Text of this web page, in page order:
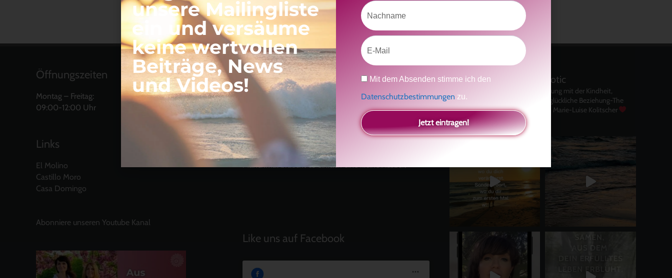
Öffnungszeiten
Montag – Freitag:
09:00-12:00 Uhr
Links
El Molino
Castillo Moro
Casa Domingo
Abonniere unseren Youtube Kanal
Neueste Beiträge
Ein Geschenk für dich
und eine besondere
Radikal ehrlich
Der Teil von dir, der gesehen werden möchte
Vielleicht geht es gar nicht darum, noch mehr zu
verstehen
Manchmal braucht es einfach eine kleine Auszeit
Like uns auf Facebook
kolitscher.by.biotic
Selbstliebe, Aussöhnung mit der Kindheit,
Potenzial entfalten, glückliche Beziehung-The
Master KeyAsha und Marie-Luise Kolitscher
Sisterlove
unsere Mailingliste
ein und versäume
keine wertvollen
Beiträge, News
und Videos!
Nachname
Email
Datenschutz
Mit dem Absenden stimme ich den
Datenschutzbestimmungen zu.
Jetzt eintragen!